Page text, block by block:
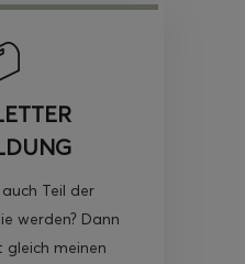
Teil der
werden? Dann
meinen